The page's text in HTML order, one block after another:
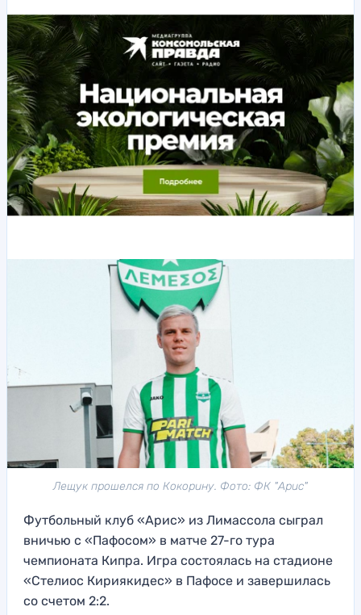
Лещук прошелся по Кокорину. Фото: ФК "Арис"
Футбольный клуб «Арис» из Лимассола сыграл
вничью с «Пафосом» в матче 27-го тура
чемпионата Кипра. Игра состоялась на стадионе
«Стелиос Кириякидес» в Пафосе и завершилась
со счетом 2:2.